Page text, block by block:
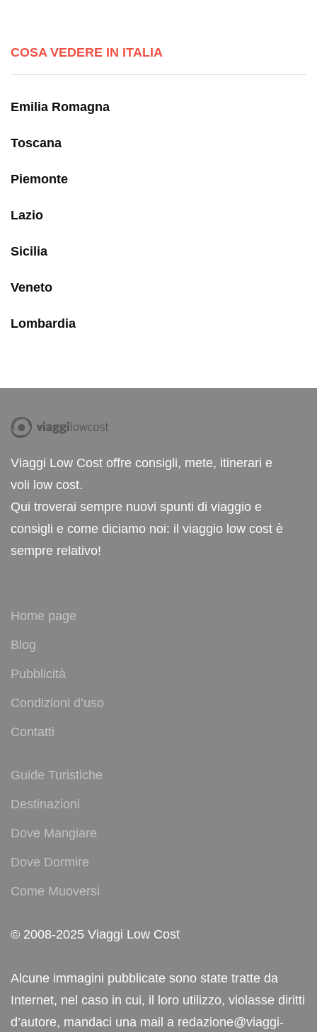
COSA VEDERE IN ITALIA
Emilia Romagna
Toscana
Piemonte
Lazio
Sicilia
Veneto
Lombardia
Viaggi Low Cost offre consigli, mete, itinerari e
voli low cost.
Qui troverai sempre nuovi spunti di viaggio e
consigli e come diciamo noi: il viaggio low cost è
sempre relativo!
Home page
Blog
Pubblicità
Condizioni d’uso
Contatti
Guide Turistiche
Destinazioni
Dove Mangiare
Dove Dormire
Come Muoversi
© 2008-2025 Viaggi Low Cost
Alcune immagini pubblicate sono state tratte da
Internet, nel caso in cui, il loro utilizzo, violasse diritti
d’autore, mandaci una mail a redazione@viaggi-